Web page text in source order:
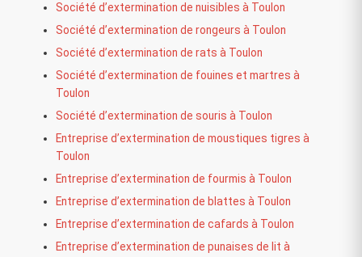
Société d’extermination de nuisibles à Toulon
Société d’extermination de rongeurs à Toulon
Société d’extermination de rats à Toulon
Société d’extermination de fouines et martres à
Toulon
Société d’extermination de souris à Toulon
Entreprise d’extermination de moustiques tigres à
Toulon
Entreprise d’extermination de fourmis à Toulon
Entreprise d’extermination de blattes à Toulon
Entreprise d’extermination de cafards à Toulon
Entreprise d’extermination de punaises de lit à